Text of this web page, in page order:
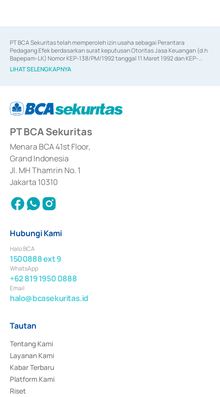
PT BCA Sekuritas telah memperoleh izin usaha sebagai Perantara
Pedagang Efek berdasarkan surat keputusan Otoritas Jasa Keuangan (d.h
Bapepam-LK) Nomor KEP-138/PM/1992 tanggal 11 Maret 1992 dan KEP-
06/D.04/2014 tanggal 28 Februari 2014, izin usaha sebagai Penjamin Emisi
Efek berdasarkan surat keputusan Otoritas Jasa Keuangan Nomor KEP-
berdasarkan surat keputusan Otoritas Jasa Keuangan Nomor S-
67/PM.21/2017 tanggal 3 Februari 2017, dan beberapa izin usaha lainnya
Sertifikat Deposito di Pasar Uang yang izinnya diterbitkan pada tahun 2017
dan izin usaha lainnya dari Bank Indonesia sebagai Lembaga Pendukung
Penerbitan, Transaksi, serta Penatausahaan dan Penyelesaian Transaksi
Surat Berharga Komersial yang izinnya diterbitkan pada tahun 2018.
LIHAT SELENGKAPNYA
PT BCA Sekuritas
Menara BCA 41st Floor,
Grand Indonesia
Jl. MH Thamrin No. 1
Jakarta 10310
Hubungi Kami
Halo BCA
1500888 ext 9
WhatsApp
+62 819 1950 0888
Email
halo@bcasekuritas.id
Tautan
Tentang Kami
Layanan Kami
Kabar Terbaru
Platform Kami
Riset